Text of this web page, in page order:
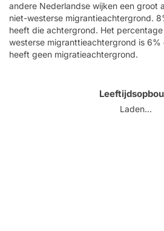
andere Nederlandse wijken een groot
niet-westerse migrantieachtergrond.
heeft die achtergrond. Het
westerse migranttieachtergrond is
heeft geen migratieachtergrond.
Laden...